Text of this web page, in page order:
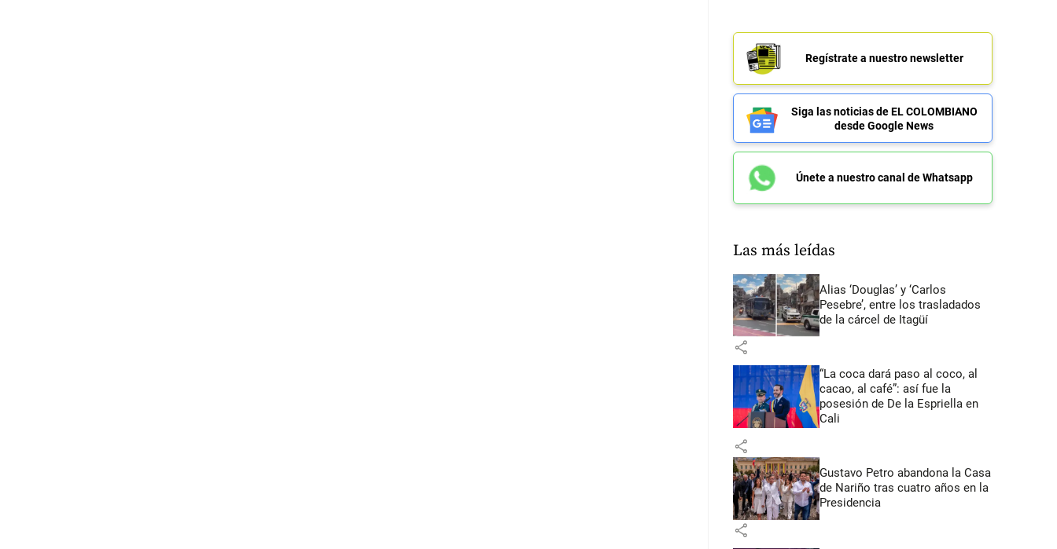
Regístrate a nuestro newsletter
Siga las noticias de EL COLOMBIANO
desde Google News
Únete a nuestro canal de Whatsapp
Las más leídas
Alias ‘Douglas’ y ‘Carlos
Pesebre’, entre los trasladados
de la cárcel de Itagüí
share
“La coca dará paso al coco, al
cacao, al café”: así fue la
posesión de De la Espriella en
Cali
share
Gustavo Petro abandona la Casa
de Nariño tras cuatro años en la
Presidencia
share